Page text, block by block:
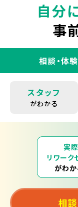
自分
事
相談・体
スタッフ
がわかる
相
実
リワーク
がわか